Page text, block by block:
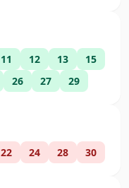
11 12 13
15
26 27 29
22 24 28 30